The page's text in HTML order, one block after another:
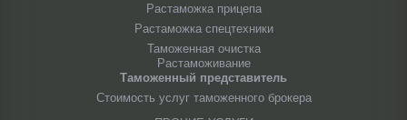
Растаможка прицепа
Растаможка спецтехники
Таможенная очистка
Растаможивание
Таможенный представитель
Стоимость услуг таможенного брокера